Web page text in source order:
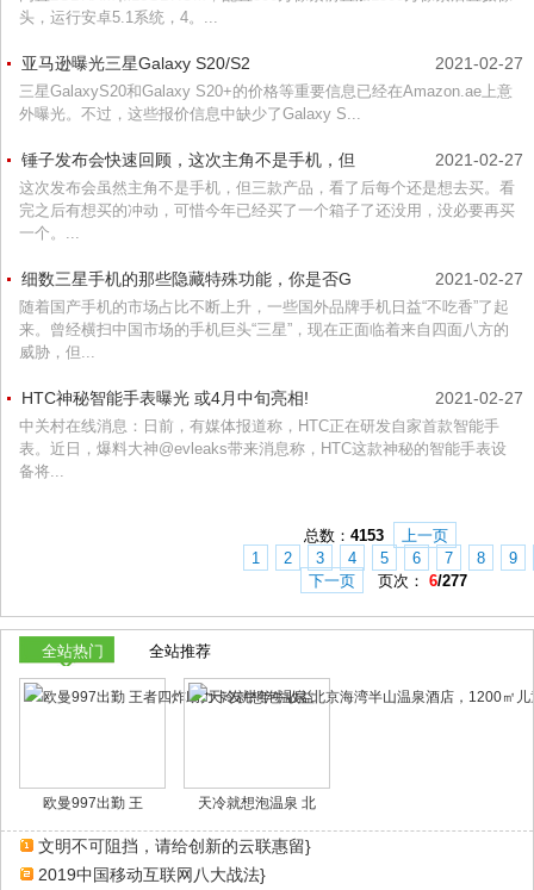
头，运行安卓5.1系统，4。...
2021-02-27
亚马逊曝光三星Galaxy S20/S2
三星GalaxyS20和Galaxy S20+的价格等重要信息已经在Amazon.ae上意
外曝光。不过，这些报价信息中缺少了Galaxy S...
2021-02-27
锤子发布会快速回顾，这次主角不是手机，但
这次发布会虽然主角不是手机，但三款产品，看了后每个还是想去买。看
完之后有想买的冲动，可惜今年已经买了一个箱子了还没用，没必要再买
一个。...
2021-02-27
细数三星手机的那些隐藏特殊功能，你是否G
随着国产手机的市场占比不断上升，一些国外品牌手机日益“不吃香”了起
来。曾经横扫中国市场的手机巨头“三星”，现在正面临着来自四面八方的
威胁，但...
2021-02-27
HTC神秘智能手表曝光 或4月中旬亮相!
中关村在线消息：日前，有媒体报道称，HTC正在研发自家首款智能手
表。近日，爆料大神@evleaks带来消息称，HTC这款神秘的智能手表设
备将...
总数： 4153
上一页
1
2 3 4 5 6 7 8
9
下一页
页次： 6/277
全站热门 全站推荐
欧曼997出勤 王 天冷就想泡温泉 北
文明不可阻挡，请给创新的云联惠留}
2019中国移动互联网八大战法}